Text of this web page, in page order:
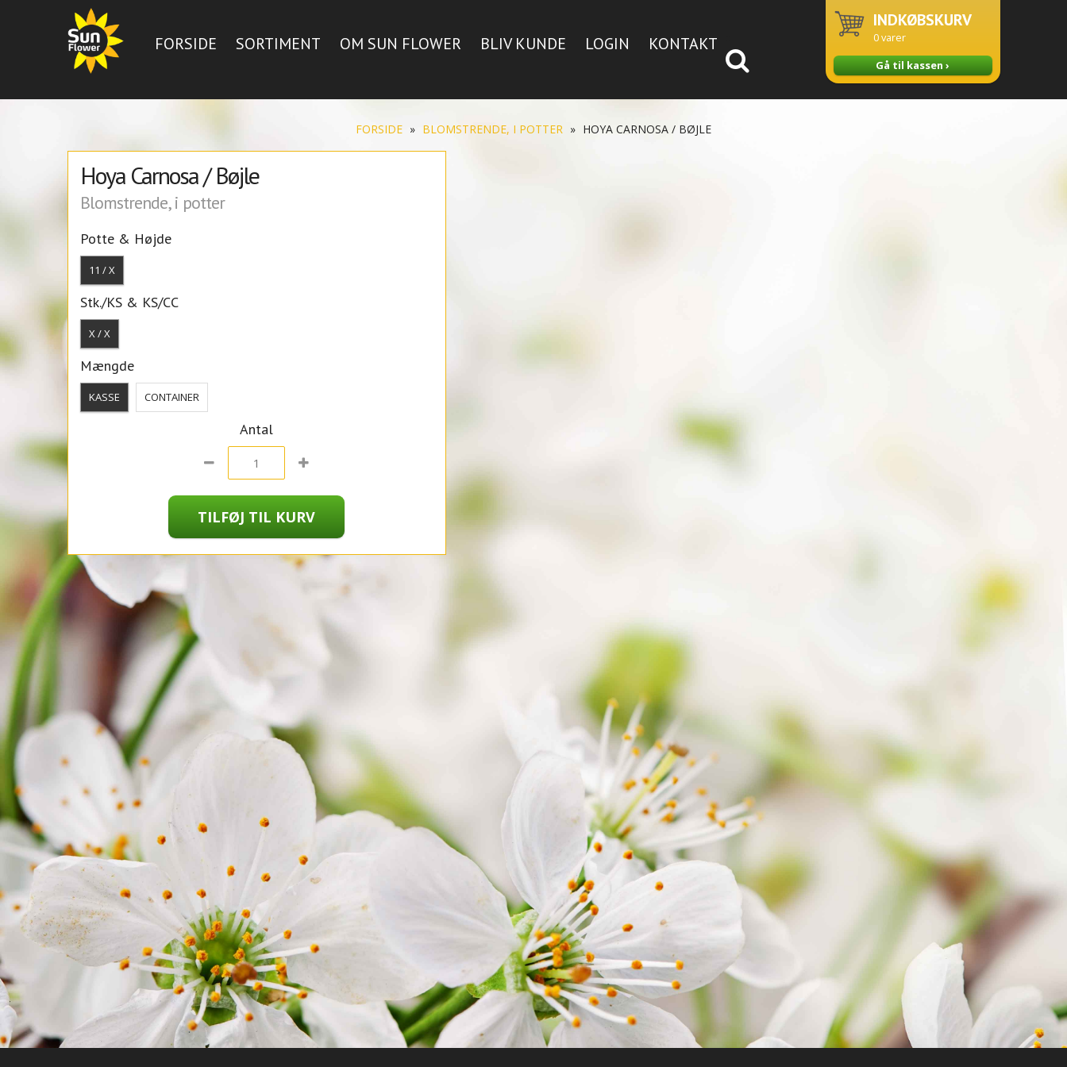
FORSIDE SORTIMENT OM SUN FLOWER BLIV KUNDE LOGIN KONTAKT
INDKØBSKURV
0varer
Gå til kassen ›
FORSIDE » BLOMSTRENDE, I POTTER » HOYA CARNOSA / BØJLE
Hoya Carnosa / Bøjle
Blomstrende, i potter
Potte & Højde
11 / X
Stk./KS & KS/CC
X / X
Mængde
KASSE CONTAINER
Antal